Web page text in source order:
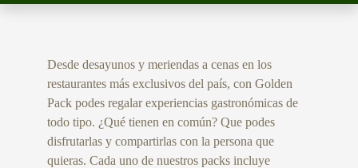
Desde desayunos y meriendas a cenas en los
restaurantes más exclusivos del país, con Golden
Pack podes regalar experiencias gastronómicas de
todo tipo. ¿Qué tienen en común? Que podes
disfrutarlas y compartirlas con la persona que
quieras. Cada uno de nuestros packs incluye